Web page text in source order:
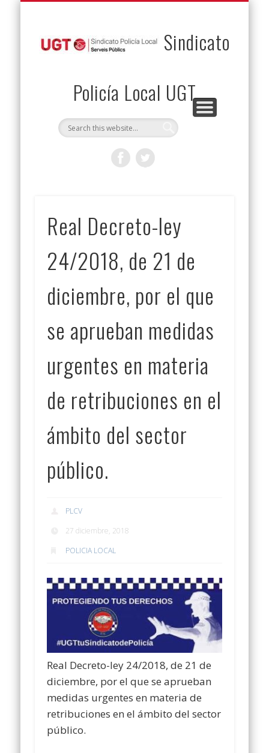
Sindicato
Policía Local UGT
Real Decreto-ley
24/2018, de 21 de
diciembre, por el que
se aprueban medidas
urgentes en materia
de retribuciones en el
ámbito del sector
público.
PLCV
27 diciembre, 2018
POLICIA LOCAL
Real Decreto-ley 24/2018, de 21 de
diciembre, por el que se aprueban
medidas urgentes en materia de
retribuciones en el ámbito del sector
público.